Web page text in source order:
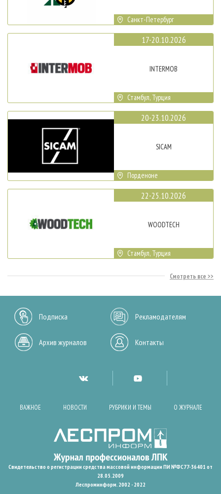
Санкт-Петербург
17-20.10.2026
INTERMOB
Стамбул, Турция
20-23.10.2026
SICAM
Порденоне
22-25.10.2026
WOODTECH
Стамбул, Турция
Смотреть все
Подписка Рекламодателям
Архив журналов Контакты
ВАЖНОЕ НОВОСТИ РУБРИКИ И ТЕМЫ О ЖУРНАЛЕ
Свидетельство о регистрации средства массовой информации ПИ №ФС77-36401 от
28.05.2009
Леспроминформ. 2002 - 2022